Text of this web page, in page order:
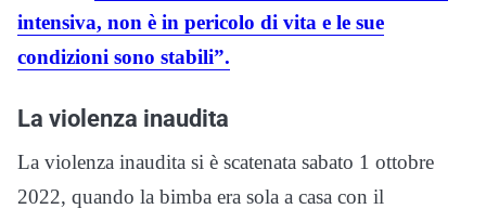
intensiva, non è in pericolo di vita e le sue
condizioni sono stabili”.
La violenza inaudita
La violenza inaudita si è scatenata sabato 1 ottobre
2022, quando la bimba era sola a casa con il